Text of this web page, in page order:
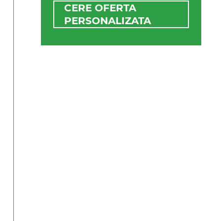
CERE OFERTA
PERSONALIZATA